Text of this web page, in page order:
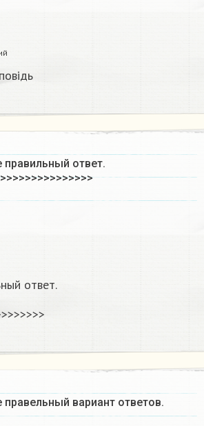
правильный ответ.
ответ.
правельный вариант ответов.